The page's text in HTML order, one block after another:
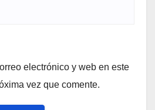
electrónico y web en este
vez que comente.